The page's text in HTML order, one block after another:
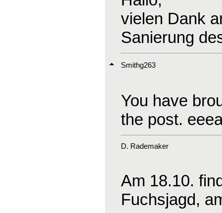
vielen Dank
Sanierung
Smithg263
You have
the post.
D. Rademaker
Am 18.10.
Fuchsjagd,